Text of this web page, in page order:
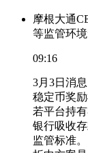
摩根大通
等监管环
09:16
3月3日消
稳定币奖
若平台持
银行吸收
监管标准